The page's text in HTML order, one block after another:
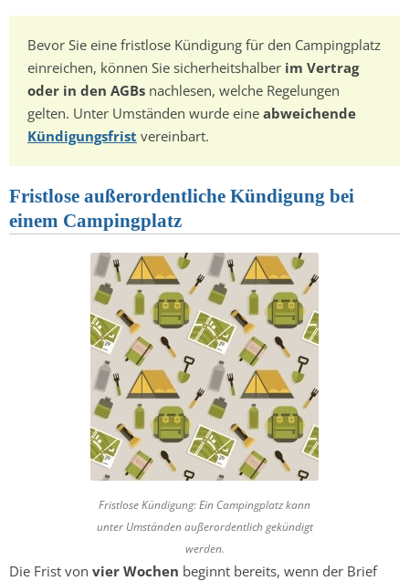
Bevor Sie eine fristlose Kündigung für den Campingplatz
einreichen, können Sie sicherheitshalber im Vertrag
oder in den AGBs nachlesen, welche Regelungen
gelten. Unter Umständen wurde eine abweichende
Kündigungsfrist vereinbart.
Fristlose außerordentliche Kündigung bei
einem Campingplatz
Fristlose Kündigung: Ein Campingplatz kann
unter Umständen außerordentlich gekündigt
werden.
Die Frist von vier Wochen beginnt bereits, wenn der Brief